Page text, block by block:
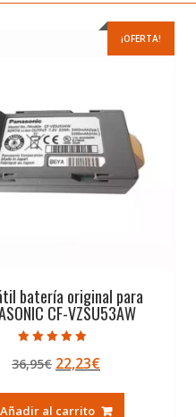
¡OFERTA!
batería original para
CF-VZSU53AW
4.50
de 5
36,95€ El
original
22,23€El
actual
Añadir al carrito